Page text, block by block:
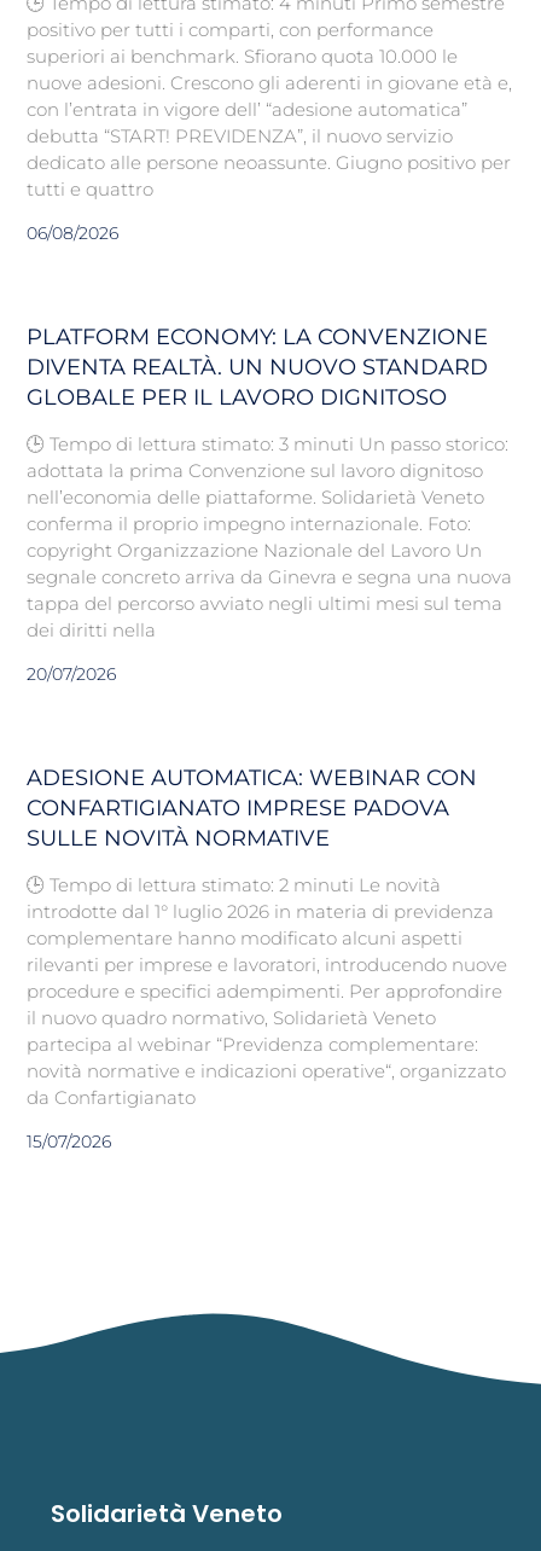
positivo per tutti i comparti, con performance
superiori ai benchmark. Sfiorano quota 10.000 le
nuove adesioni. Crescono gli aderenti in giovane età e,
con l’entrata in vigore dell’ “adesione automatica”
debutta “START! PREVIDENZA”, il nuovo servizio
dedicato alle persone neoassunte. Giugno positivo per
tutti e quattro
06/08/2026
PLATFORM ECONOMY: LA CONVENZIONE
DIVENTA REALTÀ. UN NUOVO STANDARD
GLOBALE PER IL LAVORO DIGNITOSO
🕒 Tempo di lettura stimato: 3 minuti Un passo storico:
adottata la prima Convenzione sul lavoro dignitoso
nell’economia delle piattaforme. Solidarietà Veneto
conferma il proprio impegno internazionale. Foto:
copyright Organizzazione Nazionale del Lavoro Un
segnale concreto arriva da Ginevra e segna una nuova
tappa del percorso avviato negli ultimi mesi sul tema
dei diritti nella
20/07/2026
ADESIONE AUTOMATICA: WEBINAR CON
CONFARTIGIANATO IMPRESE PADOVA
SULLE NOVITÀ NORMATIVE
🕒 Tempo di lettura stimato: 2 minuti Le novità
introdotte dal 1° luglio 2026 in materia di previdenza
complementare hanno modificato alcuni aspetti
rilevanti per imprese e lavoratori, introducendo nuove
procedure e specifici adempimenti. Per approfondire
il nuovo quadro normativo, Solidarietà Veneto
partecipa al webinar “Previdenza complementare:
novità normative e indicazioni operative“, organizzato
da Confartigianato
15/07/2026
Solidarietà Veneto